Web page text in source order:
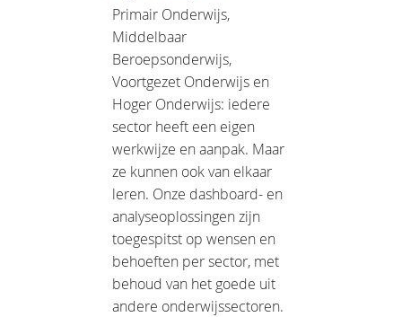
Primair Onderwijs,
Middelbaar
Beroepsonderwijs,
Voortgezet Onderwijs en
Hoger Onderwijs: iedere
sector heeft een eigen
werkwijze en aanpak. Maar
ze kunnen ook van elkaar
leren. Onze dashboard- en
analyseoplossingen zijn
toegespitst op wensen en
behoeften per sector, met
behoud van het goede uit
andere onderwijssectoren.